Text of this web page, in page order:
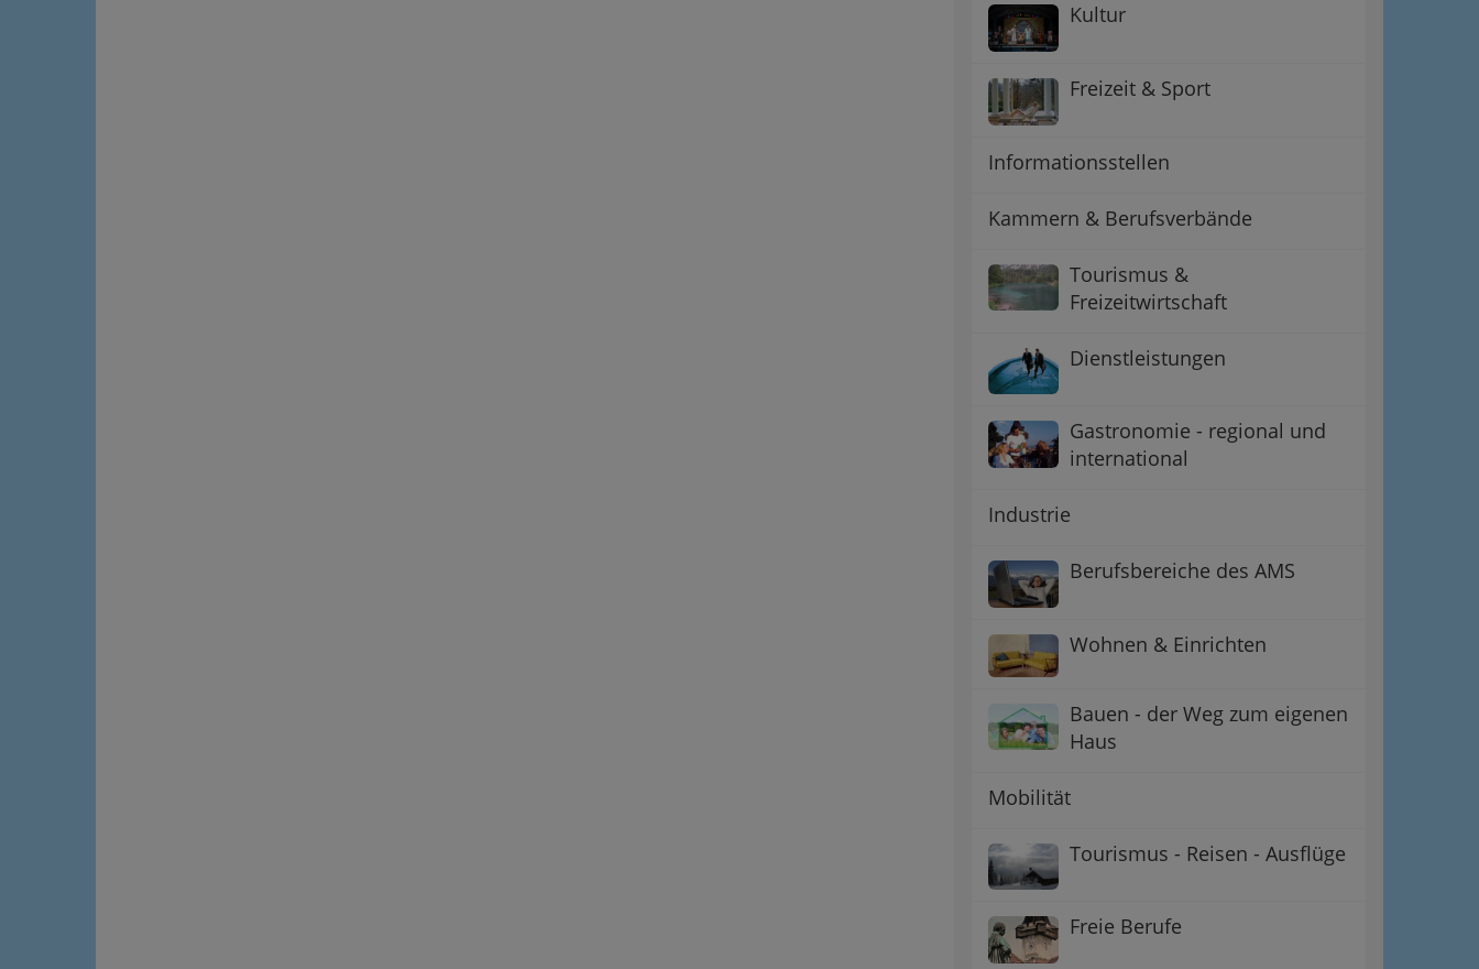
Kultur
Freizeit & Sport
Informationsstellen
Kammern & Berufsverbände
Tourismus &
Freizeitwirtschaft
Dienstleistungen
Gastronomie - regional und
international
Industrie
Berufsbereiche des AMS
Wohnen & Einrichten
Bauen - der Weg zum eigenen
Haus
Mobilität
Tourismus - Reisen - Ausflüge
Freie Berufe